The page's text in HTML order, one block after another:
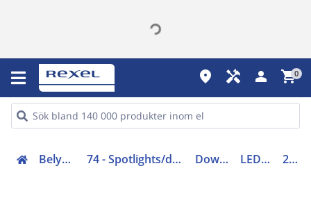
place handyman person shopping_cart0
Belysning (70-83) 74 - Spotlights/downlights/kontaktskenor Downlights LED LED XL 12-42W 212515